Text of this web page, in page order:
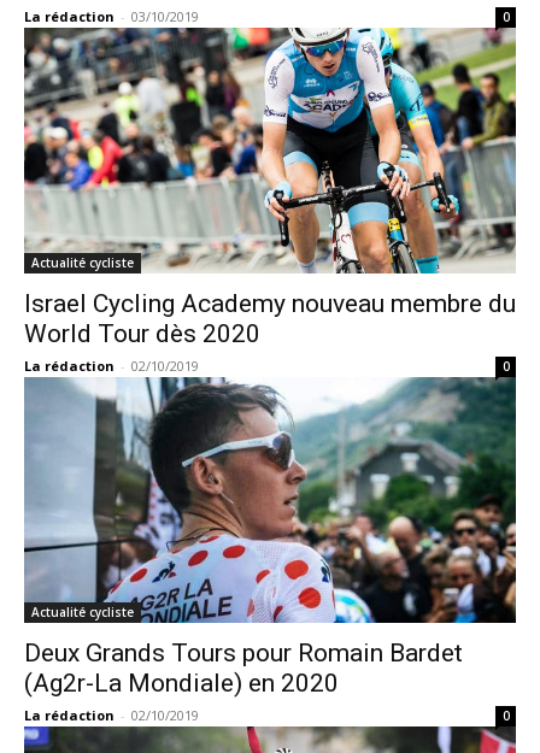
La rédaction - 03/10/2019 0
Actualité cycliste
Israel Cycling Academy nouveau membre du
World Tour dès 2020
La rédaction - 02/10/2019 0
Actualité cycliste
Deux Grands Tours pour Romain Bardet
(Ag2r-La Mondiale) en 2020
La rédaction - 02/10/2019 0